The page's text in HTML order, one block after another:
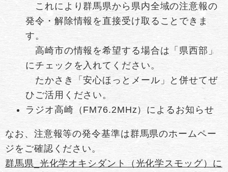
これにより群馬県から県内全域の注意報の
発令・解除情報を直接受け取ることできま
す。
高崎市の情報を希望する場合は「県西部」
にチェックを入れてください。
たかさき「安心ほっとメール」と併せてぜ
ひご活用ください。
ラジオ高崎（FM76.2MHz）によるお知らせ
なお、注意報等の発令基準は群馬県のホームペー
ジをご確認ください。
群馬県_光化学オキシダント（光化学スモッグ）に